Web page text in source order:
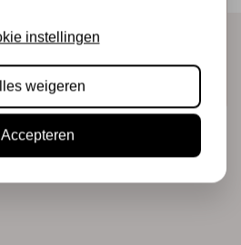
instellingen
weigeren
Accepteren